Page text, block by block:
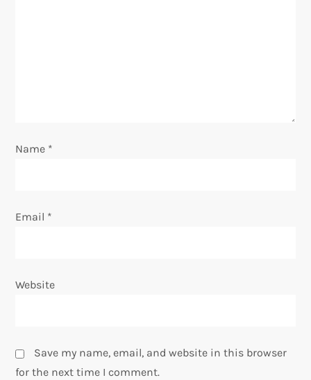
n
Name *
Email *
Website
Save my name, email, and website in this browser
for the next time I comment.